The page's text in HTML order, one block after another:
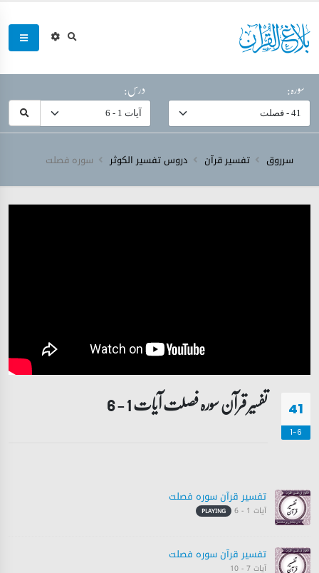
سورہ: درس:
سرروق تفسیر قرآن دروس تفسیر الکوثر سورہ ‎فصلت
41
1-6
تفسیر قرآن سورہ ‎فصلت آیات 1 - 6
تفسیر قرآن سورہ ‎فصلت
آیات 1 - 6 PLAYING
تفسیر قرآن سورہ ‎فصلت
آیات 7 - 10